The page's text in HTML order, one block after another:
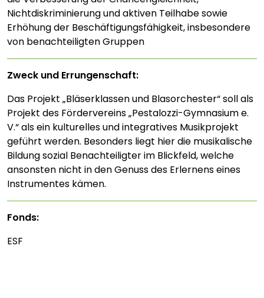
Nichtdiskriminierung und aktiven Teilhabe sowie
Erhöhung der Beschäftigungsfähigkeit, insbesondere
von benachteiligten Gruppen
Zweck und Errungenschaft:
Das Projekt „Bläserklassen und Blasorchester“ soll als
Projekt des Fördervereins „Pestalozzi-Gymnasium e.
V.“ als ein kulturelles und integratives Musikprojekt
geführt werden. Besonders liegt hier die musikalische
Bildung sozial Benachteiligter im Blickfeld, welche
ansonsten nicht in den Genuss des Erlernens eines
Instrumentes kämen.
Fonds:
ESF